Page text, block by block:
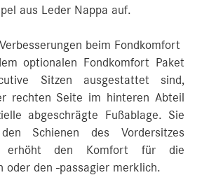
aus Leder Nappa auf.
beim Fondkomfort
optionalen Fondkomfort Paket
Sitzen ausgestattet sind,
rechten Seite im hinteren Abteil
abgeschrägte Fußablage. Sie
Schienen des Vordersitzes
erhöht den Komfort für die
oder den -passagier merklich.